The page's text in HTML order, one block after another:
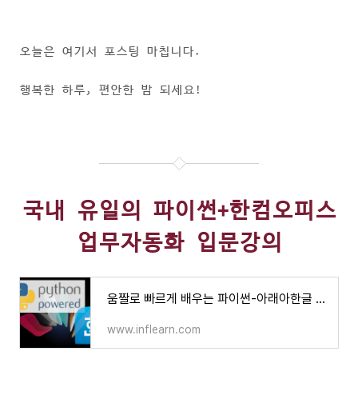
오늘은 여기서 포스팅 마칩니다.
행복한 하루, 편안한 밤 되세요!
국내 유일의 파이썬+한컴오피스
업무자동화 입문강의
움짤로 빠르게 배우는 파이썬-아래아한글 자동화 레시피 - 인프런 | 강의
www.inflearn.com